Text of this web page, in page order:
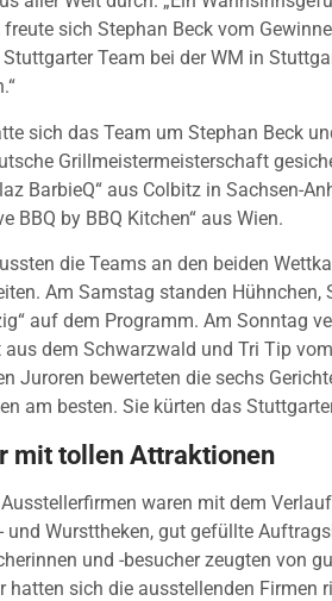
freute sich Stephan Beck vom
Stuttgarter Team bei der WM in
sich das Team um Stephan Beck
Grillmeistermeisterschaft
BarbieQ“ aus Colbitz in Sachsen-
BBQ by BBQ Kitchen“ aus Wien.
die Teams an den beiden
Am Samstag standen Hühnchen,
auf dem Programm. Am Sonntag
aus dem Schwarzwald und Tri Tip
Juroren bewerteten die sechs
am besten. Sie kürten das
mit tollen Attraktionen
waren mit dem
und Wursttheken, gut gefüllte
und -besucher zeugten von
hatten sich die ausstellenden Firmen